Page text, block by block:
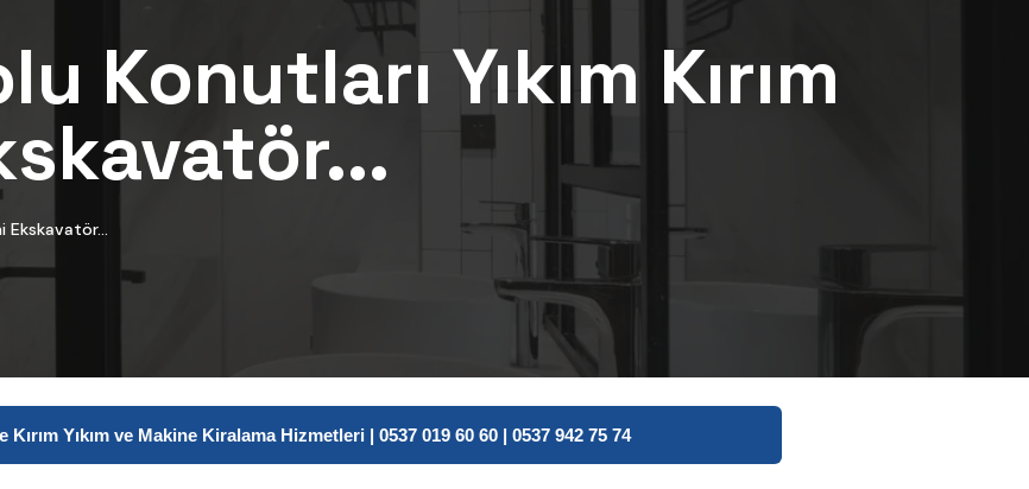
Konutları Yıkım Kırım
Ekskavatör...
Yıkım ve Makine Kiralama Hizmetleri | 0537 019 60 60 | 0537 942 75 74